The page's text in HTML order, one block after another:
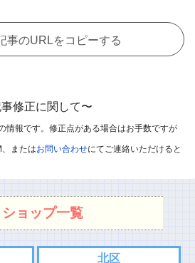
るユーザーさんたちにお店の良さを共
して開放しているのですが、
どありましたら、コメント欄ではなく
事のURLをコピーする
修正に関して〜
情報です。修正点がある場合はお手数ですが
またはお問い合わせにてご連絡いただけると
ショップ一覧
北区